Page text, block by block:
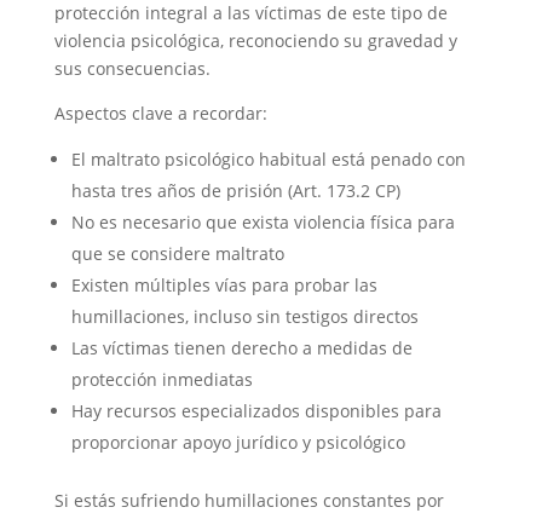
protección integral a las víctimas de este tipo de
violencia psicológica, reconociendo su gravedad y
sus consecuencias.
Aspectos clave a recordar:
El maltrato psicológico habitual está penado con
hasta tres años de prisión (Art. 173.2 CP)
No es necesario que exista violencia física para
que se considere maltrato
Existen múltiples vías para probar las
humillaciones, incluso sin testigos directos
Las víctimas tienen derecho a medidas de
protección inmediatas
Hay recursos especializados disponibles para
proporcionar apoyo jurídico y psicológico
Si estás sufriendo humillaciones constantes por